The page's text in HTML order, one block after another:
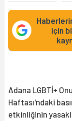
için
Adana LGBTİ+
Haftası'ndaki
etkinliğinin